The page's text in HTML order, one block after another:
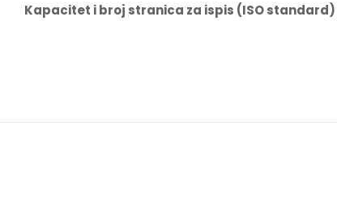
Kapacitet i broj stranica za ispis (ISO standard)